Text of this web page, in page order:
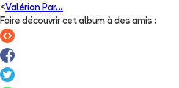
<Valérian Par...
Faire découvrir cet album à des amis :